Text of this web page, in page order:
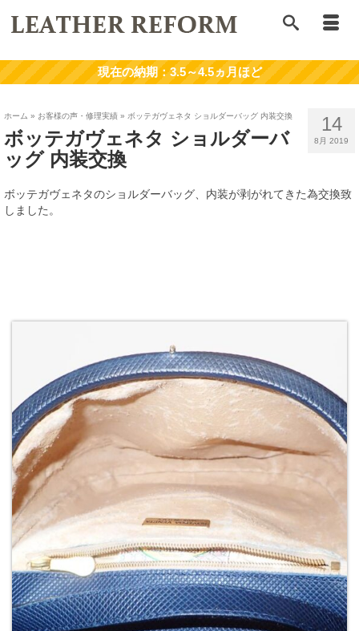
14
8月 2019
ホーム » お客様の声・修理実績 » ボッテガヴェネタ ショルダーバッグ 内装交換
ボッテガヴェネタ ショルダーバ
ッグ 内装交換
ボッテガヴェネタのショルダーバッグ、内装が剥がれてきた為交換致
しました。